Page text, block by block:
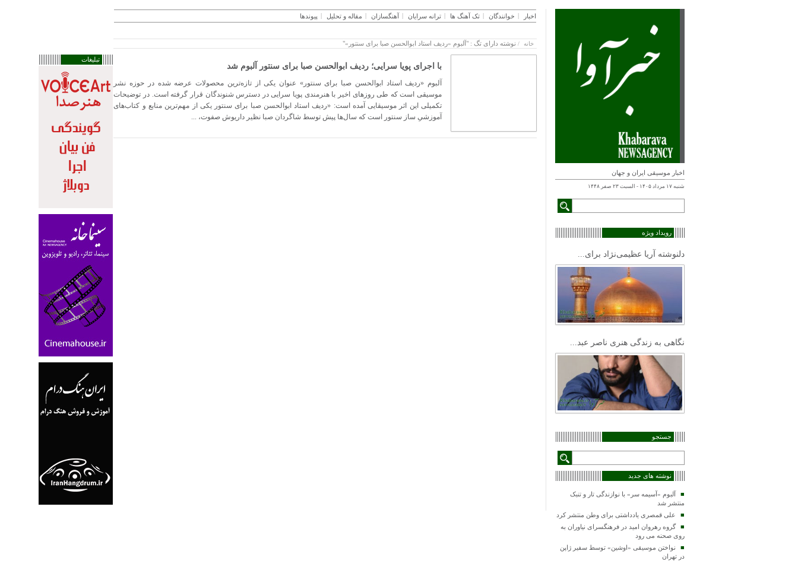
اخبار موسیقی ایران و جهان
شنبه ۱۷ مرداد ۱۴۰۵ - السبت ۲۳ صفر ۱۴۴۸
رویداد ویژه
دلنوشته آریا عظیمی‌نژاد برای...
نگاهی به زندگی هنری ناصر عبد...
جستجو
نوشته های جدید
آلبوم «آسیمه سر» با نوازندگی تار و تنبک
منتشر شد
علی قمصری یادداشتی برای وطن منتشر کرد
گروه رهروان امید در فرهنگسرای نیاوران به
روی صحنه می رود
نواختن موسیقی «اوشین» توسط سفیر ژاپن
در تهران
اخبار خوانندگان تک آهنگ ها ترانه سرایان آهنگسازان مقاله و تحلیل پیوندها
خانه / نوشته دارای تگ : "آلبوم «ردیف استاد ابوالحسن صبا برای سنتور»"
تبلیغات
با اجرای پویا سرایی؛ ردیف ابوالحسن صبا برای سنتور آلبوم شد
آلبوم «ردیف استاد ابوالحسن صبا برای سنتور» عنوان یکی از تازه‌ترین محصولات عرضه شده در حوزه نشر
موسیقی است که طی روزهای اخیر با هنرمندی پویا سرایی در دسترس شنوندگان قرار گرفته است. در توضیحات
تکمیلی این اثر موسیقایی آمده است: «ردیف استاد ابوالحسن صبا برای سنتور یکی از مهم‌ترین منابع و کتاب‌های
آموزشیِ ساز سنتور است که سال‌ها پیش توسط شاگردان صبا نظیر داریوش صفوت، ...